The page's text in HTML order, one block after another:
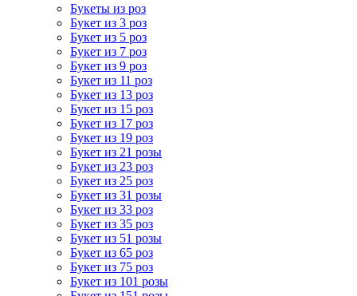
Букеты из роз
Букет из 3 роз
Букет из 5 роз
Букет из 7 роз
Букет из 9 роз
Букет из 11 роз
Букет из 13 роз
Букет из 15 роз
Букет из 17 роз
Букет из 19 роз
Букет из 21 розы
Букет из 23 роз
Букет из 25 роз
Букет из 31 розы
Букет из 33 роз
Букет из 35 роз
Букет из 51 розы
Букет из 65 роз
Букет из 75 роз
Букет из 101 розы